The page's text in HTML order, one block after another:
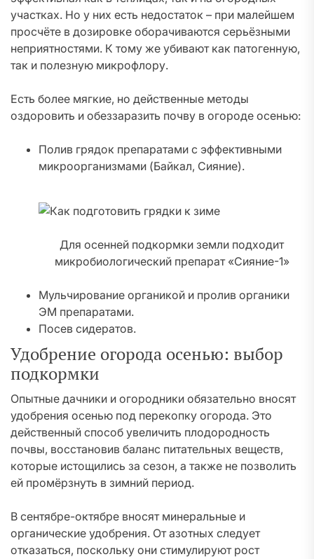
участках. Но у них есть недостаток – при малейшем
просчёте в дозировке оборачиваются серьёзными
неприятностями. К тому же убивают как патогенную,
так и полезную микрофлору.
Есть более мягкие, но действенные методы
оздоровить и обеззаразить почву в огороде осенью:
Полив грядок препаратами с эффективными
микроорганизмами (Байкал, Сияние).
Для осенней подкормки земли подходит
микробиологический препарат «Сияние-1»
Мульчирование органикой и пролив органики
ЭМ препаратами.
Посев сидератов.
Удобрение огорода осенью: выбор
подкормки
Опытные дачники и огородники обязательно вносят
удобрения осенью под перекопку огорода. Это
действенный способ увеличить плодородность
почвы, восстановив баланс питательных веществ,
которые истощились за сезон, а также не позволить
ей промёрзнуть в зимний период.
В сентябре-октябре вносят минеральные и
органические удобрения. От азотных следует
отказаться, поскольку они стимулируют рост